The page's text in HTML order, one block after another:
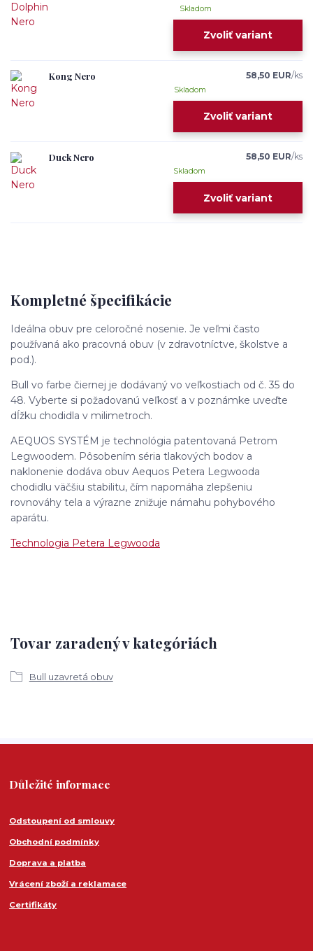
Skladom
Zvoliť variant
Kong Nero 58,50 EUR/ks
Skladom
Zvoliť variant
Duck Nero 58,50 EUR/ks
Skladom
Zvoliť variant
Kompletné špecifikácie
Ideálna obuv pre celoročné nosenie. Je veľmi často
používaná ako pracovná obuv (v zdravotníctve, školstve a
pod.).
Bull vo farbe čiernej je dodávaný vo veľkostiach od č. 35 do
48. Vyberte si požadovanú veľkosť a v poznámke uveďte
dĺžku chodidla v milimetroch.
AEQUOS SYSTÉM je technológia patentovaná Petrom
Legwoodem. Pôsobením séria tlakových bodov a
naklonenie dodáva obuv Aequos Petera Legwooda
chodidlu väčšiu stabilitu, čím napomáha zlepšeniu
rovnováhy tela a výrazne znižuje námahu pohybového
aparátu.
Technologia Petera Legwooda
Tovar zaradený v kategóriách
Bull uzavretá obuv
Důležité informace
Odstoupení od smlouvy
Obchodní podmínky
Doprava a platba
Vrácení zboží a reklamace
Certifikáty